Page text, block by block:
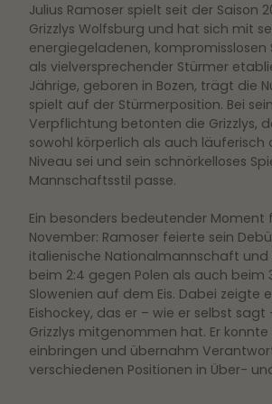
Julius Ramoser spielt seit der Saison
Grizzlys Wolfsburg und hat sich mit
energiegeladenen, kompromisslosen
als vielversprechender Stürmer
Jährige, geboren in Bozen, trägt die
spielt auf der Stürmerposition. Bei
Verpflichtung betonten die Grizzlys,
sowohl körperlich als auch läuferisch
Niveau sei und sein schnörkelloses
Mannschaftsstil passe.
Ein besonders bedeutender
November: Ramoser feierte sein
italienische Nationalmannschaft und
beim 2:4 gegen Polen als auch beim
Slowenien auf dem Eis. Dabei zeigte
Eishockey, das er – wie er selbst sagt
Grizzlys mitgenommen hat. Er konnte
einbringen und übernahm
verschiedenen Positionen in Über-